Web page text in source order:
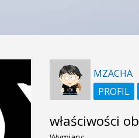
MZACHA
PROFIL
właściwości